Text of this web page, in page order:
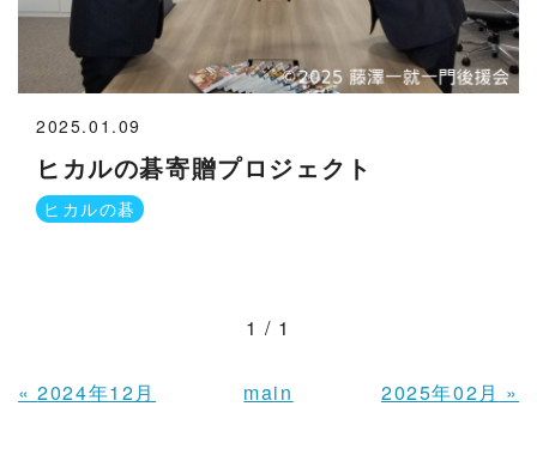
ヒカルの碁寄贈プロジェクト
2025.01.09
ヒカルの碁
1 / 1
«2024年12月 main 2025年02月 »